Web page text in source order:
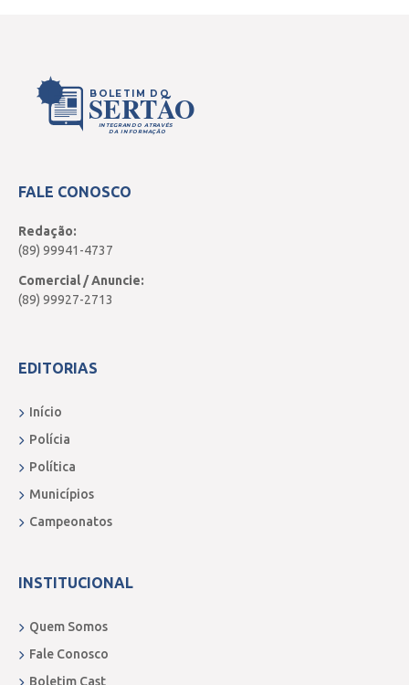
BOLETIM DO
SERTÃO
INTEGRANDO ATRAVÉS
DA INFORMAÇÃO
FALE CONOSCO
Redação:
(89) 99941-4737
Comercial / Anuncie:
(89) 99927-2713
EDITORIAS
Início
Polícia
Política
Municípios
Campeonatos
INSTITUCIONAL
Quem Somos
Fale Conosco
Boletim Cast